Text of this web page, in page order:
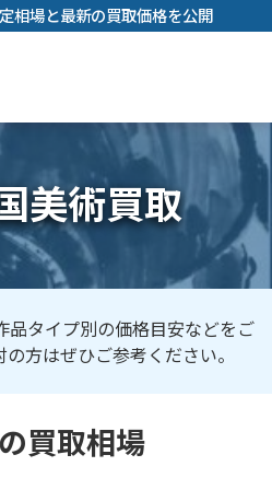
内
容
キ
相場と最新の買取価格を公開
美術買取
品タイプ別の価格目安などをご
方はぜひご参考ください。
買取相場